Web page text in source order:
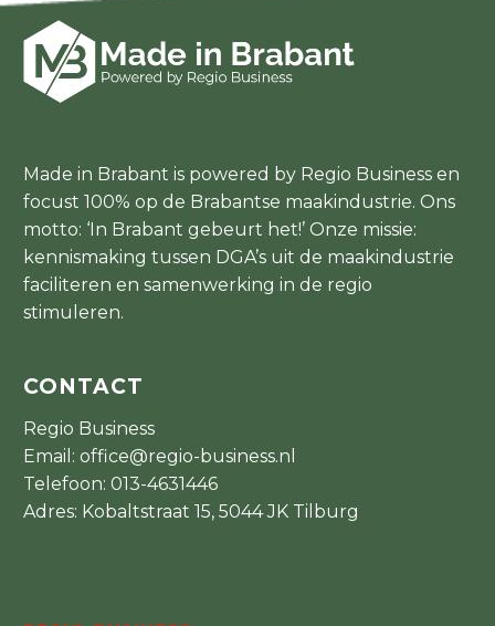
Made in Brabant is powered by Regio Business en
focust 100% op de Brabantse maakindustrie. Ons
motto: ‘In Brabant gebeurt het!’ Onze missie:
kennismaking tussen DGA’s uit de maakindustrie
faciliteren en samenwerking in de regio
stimuleren.
CONTACT
Regio Business
Email: office@regio-business.nl
Telefoon: 013-4631446
Adres: Kobaltstraat 15, 5044 JK Tilburg